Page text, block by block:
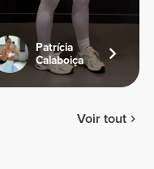
Patrícia
Calaboiça
Voir tout